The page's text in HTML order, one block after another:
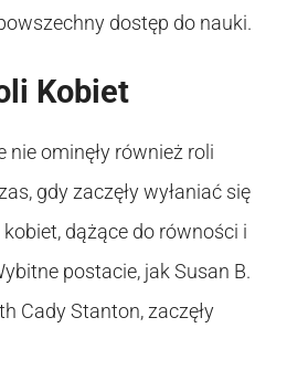
dostęp do nauki.
Kobiet
nie ominęły również roli
gdy zaczęły wyłaniać się
dążące do równości i
postacie, jak Susan B.
Cady Stanton, zaczęły